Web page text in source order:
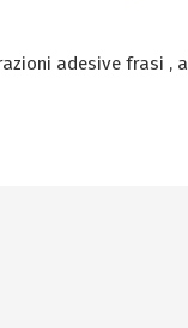
adesive frasi ,